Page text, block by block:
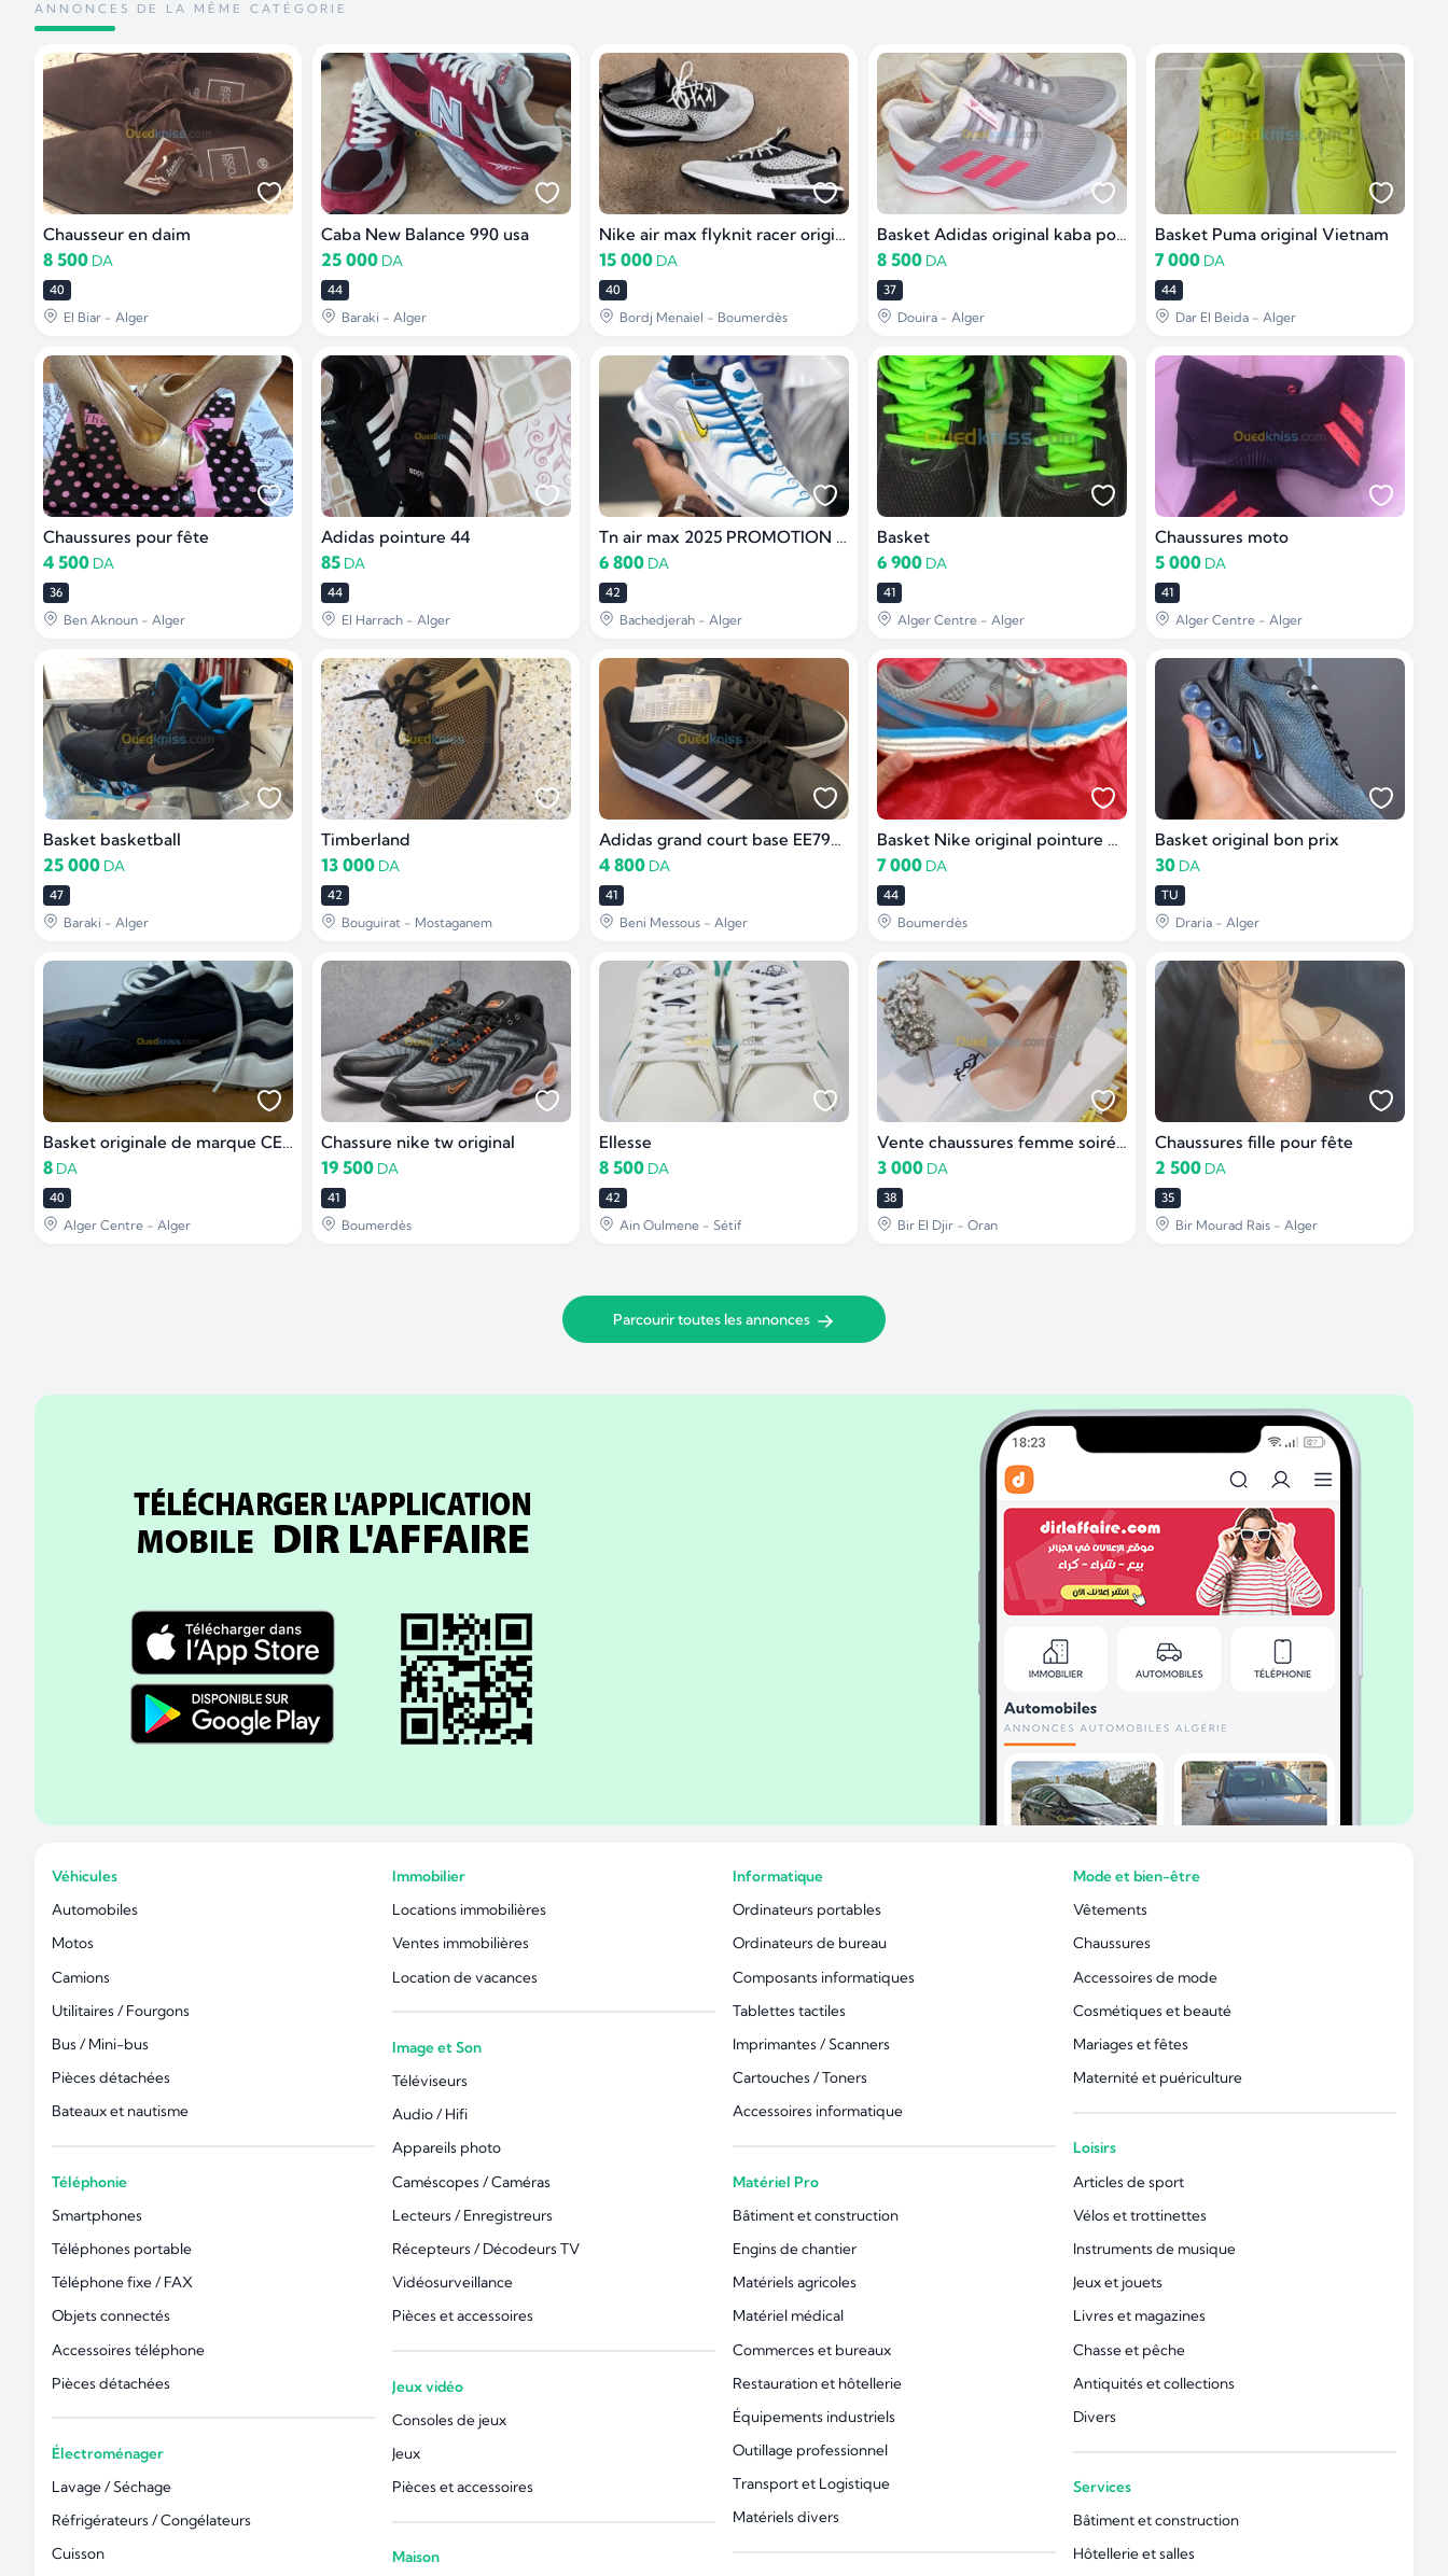
ANNONCES DE LA MÊME CATÉGORIE
Chausseur en daim
8 500 DA
40
El Biar - Alger
Caba New Balance 990 usa
25 000 DA
44
Baraki - Alger
Nike air max flyknit racer original
15 000 DA
40
Bordj Menaiel - Boumerdès
Basket Adidas original kaba pour femme
8 500 DA
37
Douira - Alger
Basket Puma original Vietnam
7 000 DA
44
Dar El Beida - Alger
Chaussures pour fête
4 500 DA
36
Ben Aknoun - Alger
Adidas pointure 44
85 DA
44
El Harrach - Alger
Tn air max 2025 PROMOTION أواخر
6 800 DA
42
Bachedjerah - Alger
Basket
6 900 DA
41
Alger Centre - Alger
Chaussures moto
5 000 DA
41
Alger Centre - Alger
Basket basketball
25 000 DA
47
Baraki - Alger
Timberland
13 000 DA
42
Bouguirat - Mostaganem
Adidas grand court base EE7900 (négociable)
4 800 DA
41
Beni Messous - Alger
Basket Nike original pointure 44.5
7 000 DA
44
Boumerdès
Basket original bon prix
30 DA
TU
Draria - Alger
Basket originale de marque CELIO
8 DA
40
Alger Centre - Alger
Chassure nike tw original
19 500 DA
41
Boumerdès
Ellesse
8 500 DA
42
Ain Oulmene - Sétif
Vente chaussures femme soirée ARGENT P 38
3 000 DA
38
Bir El Djir - Oran
Chaussures fille pour fête
2 500 DA
35
Bir Mourad Rais - Alger
Parcourir toutes les annonces
Véhicules
Automobiles
Motos
Camions
Utilitaires / Fourgons
Bus / Mini-bus
Pièces détachées
Bateaux et nautisme
Téléphonie
Smartphones
Téléphones portable
Téléphone fixe / FAX
Objets connectés
Accessoires téléphone
Pièces détachées
Électroménager
Lavage / Séchage
Réfrigérateurs / Congélateurs
Cuisson
Immobilier
Locations immobilières
Ventes immobilières
Location de vacances
Image et Son
Téléviseurs
Audio / Hifi
Appareils photo
Caméscopes / Caméras
Lecteurs / Enregistreurs
Récepteurs / Décodeurs TV
Vidéosurveillance
Pièces et accessoires
Jeux vidéo
Consoles de jeux
Jeux
Pièces et accessoires
Maison
Informatique
Ordinateurs portables
Ordinateurs de bureau
Composants informatiques
Tablettes tactiles
Imprimantes / Scanners
Cartouches / Toners
Accessoires informatique
Matériel Pro
Bâtiment et construction
Engins de chantier
Matériels agricoles
Matériel médical
Commerces et bureaux
Restauration et hôtellerie
Équipements industriels
Outillage professionnel
Transport et Logistique
Matériels divers
Mode et bien-être
Vêtements
Chaussures
Accessoires de mode
Cosmétiques et beauté
Mariages et fêtes
Maternité et puériculture
Loisirs
Articles de sport
Vélos et trottinettes
Instruments de musique
Jeux et jouets
Livres et magazines
Chasse et pêche
Antiquités et collections
Divers
Services
Bâtiment et construction
Hôtellerie et salles